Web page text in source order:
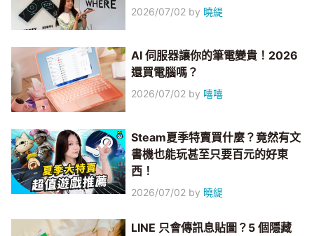
2026/07/02 by 曉緹
AI 伺服器讓你的筆電變貴！2026
還買電腦嗎？
2026/07/02 by 嘻嘻
Steam夏季特賣買什麼？竟然有文
書機也能玩甚至只要百元的好東
西！
2026/07/02 by 曉緹
LINE 只會傳訊息貼圖？5 個隱藏